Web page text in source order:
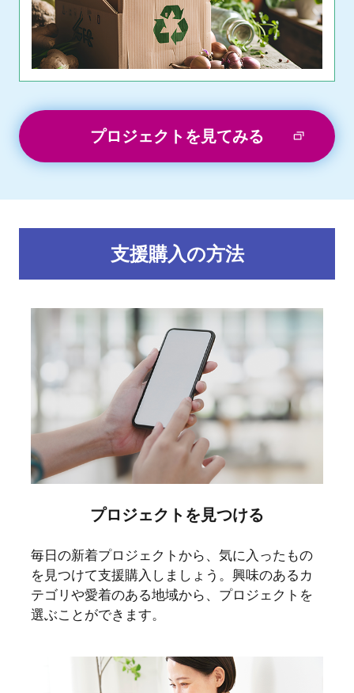
プロジェクトを見てみる
支援購入の方法
プロジェクトを見つける
毎日の新着プロジェクトから、気に入ったもの
を見つけて支援購入しましょう。興味のあるカ
テゴリや愛着のある地域から、プロジェクトを
選ぶことができます。